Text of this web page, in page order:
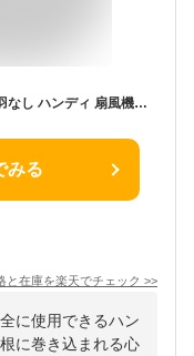
「スーパーSALEで半額」ハンディファン 羽なし ハンディ 扇風機 首かけ 静音 子供 軽量 首掛け扇風機 首掛けファン ハンズフリー 卓上 卓上扇風機 かわいい 肉球 猫 ねこ ミニファン 小型 アウトドア 外遊び 通学 熱中症対策 夏ひんやりグッズ 送料無料
みる
と在庫を楽天でチェック >>
に使用できるハン
に巻き込まれる心